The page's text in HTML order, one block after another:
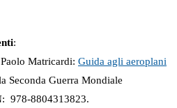
:
Matricardi: Guida agli aeroplani
Seconda Guerra Mondiale
978-8804313823.